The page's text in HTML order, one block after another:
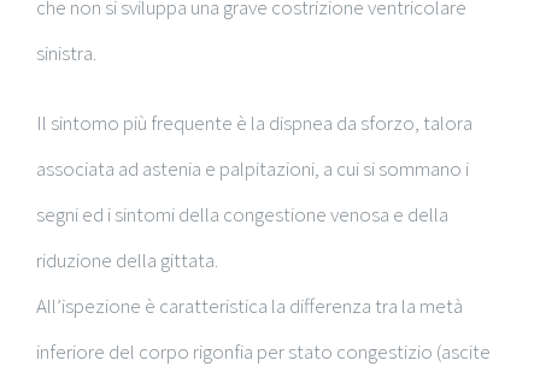
che non si sviluppa una grave costrizione ventricolare
sinistra.
Il sintomo più frequente è la dispnea da sforzo, talora
associata ad astenia e palpitazioni, a cui si sommano i
segni ed i sintomi della congestione venosa e della
riduzione della gittata.
All’ispezione è caratteristica la differenza tra la metà
inferiore del corpo rigonfia per stato congestizio (ascite